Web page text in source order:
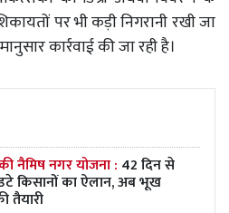
पर भी कड़ी निगरानी रखी जा
कार्रवाई की जा रही है।
नैमिष नगर योजना : 42 दिन से
किसानों का ऐलान, अब भूख
तैयारी